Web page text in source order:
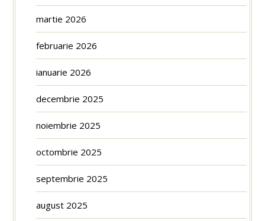
martie 2026
februarie 2026
ianuarie 2026
decembrie 2025
noiembrie 2025
octombrie 2025
septembrie 2025
august 2025